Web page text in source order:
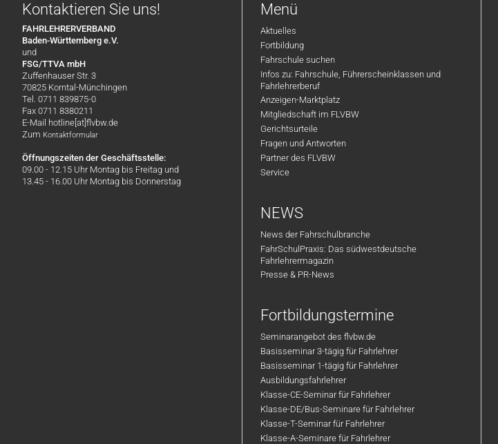
Kontaktieren Sie uns!
FAHRLEHRERVERBAND
Baden-Württemberg e.V.
und
FSG/TTVA mbH
Zuffenhauser Str. 3
70825 Korntal-Münchingen
Tel. 0711 839875-0
Fax 0711 8380211
E-Mail hotline[at]flvbw.de
Zum Kontaktformular
Öffnungszeiten der Geschäftsstelle:
09.00 - 12.15 Uhr Montag bis Freitag und
13.45 - 16.00 Uhr Montag bis Donnerstag
Menü
Aktuelles
Fortbildung
Fahrschule suchen
Infos zu: Fahrschule, Führerscheinklassen und
Fahrlehrerberuf
Anzeigen-Marktplatz
Mitgliedschaft im FLVBW
Gerichtsurteile
Fragen und Antworten
Partner des FLVBW
Service
NEWS
News der Fahrschulbranche
FahrSchulPraxis: Das südwestdeutsche
Fahrlehrermagazin
Presse & PR-News
Fortbildungstermine
Seminarangebot des flvbw.de
Basisseminar 3-tägig für Fahrlehrer
Basisseminar 1-tägig für Fahrlehrer
Ausbildungsfahrlehrer
Klasse-CE-Seminar für Fahrlehrer
Klasse-DE/Bus-Seminare für Fahrlehrer
Klasse-T-Seminar für Fahrlehrer
Klasse-A-Seminare für Fahrlehrer